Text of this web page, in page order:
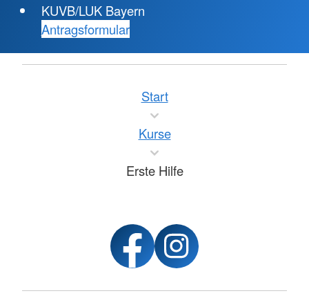
KUVB/LUK Bayern
Antragsformular
Start
Kurse
Erste Hilfe